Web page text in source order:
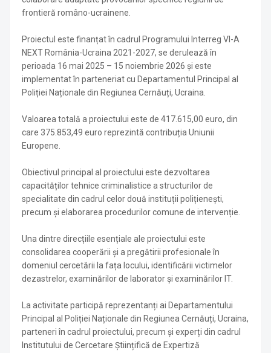
frontieră româno-ucrainene.
Proiectul este finanțat în cadrul Programului Interreg VI-A
NEXT România-Ucraina 2021-2027, se derulează în
perioada 16 mai 2025 – 15 noiembrie 2026 și este
implementat în parteneriat cu Departamentul Principal al
Poliției Naționale din Regiunea Cernăuți, Ucraina.
Valoarea totală a proiectului este de 417.615,00 euro, din
care 375.853,49 euro reprezintă contribuția Uniunii
Europene.
Obiectivul principal al proiectului este dezvoltarea
capacităților tehnice criminalistice a structurilor de
specialitate din cadrul celor două instituții polițienești,
precum și elaborarea procedurilor comune de intervenție.
Una dintre direcțiile esențiale ale proiectului este
consolidarea cooperării și a pregătirii profesionale în
domeniul cercetării la fața locului, identificării victimelor
dezastrelor, examinărilor de laborator și examinărilor IT.
La activitate participă reprezentanți ai Departamentului
Principal al Poliției Naționale din Regiunea Cernăuți, Ucraina,
parteneri în cadrul proiectului, precum și experți din cadrul
Institutului de Cercetare Științifică de Expertiză